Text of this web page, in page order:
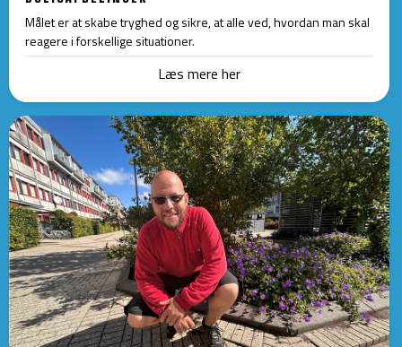
Målet er at skabe tryghed og sikre, at alle ved, hvordan man skal
reagere i forskellige situationer.
Læs mere her